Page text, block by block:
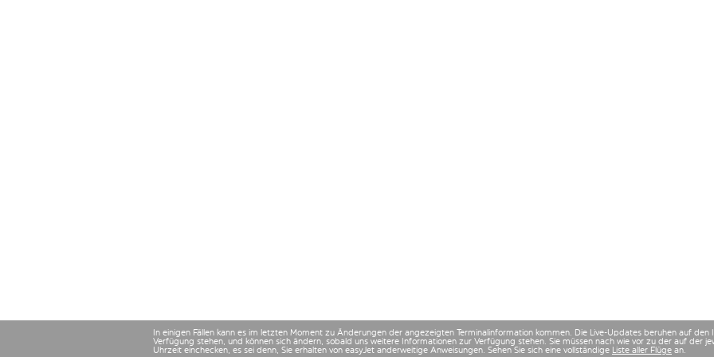
In einigen Fällen kann es im letzten Moment zu Änderungen der angezeigten Terminalinformation kommen. Die Live-Updates beruhen auf
Verfügung stehen, und können sich ändern, sobald uns weitere Informationen zur Verfügung stehen. Sie müssen nach wie vor zu der auf der
Uhrzeit einchecken, es sei denn, Sie erhalten von easyJet anderweitige Anweisungen. Sehen Sie sich eine vollständige Liste aller Flüge an.